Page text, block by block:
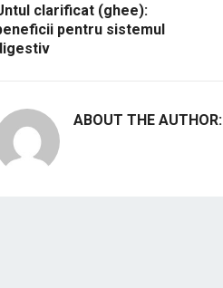
clarificat (ghee):
pentru sistemul
ABOUT THE AUTHOR: